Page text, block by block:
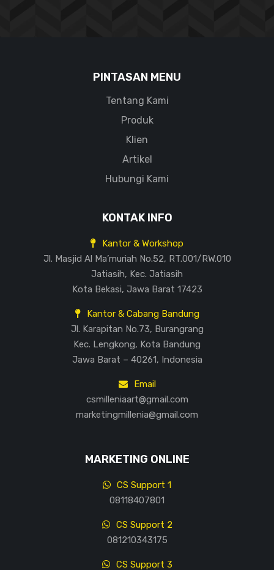
PINTASAN MENU
Tentang Kami
Produk
Klien
Artikel
Hubungi Kami
KONTAK INFO
Kantor & Workshop
Jl. Masjid Al Ma’muriah No.52, RT.001/RW.010
Jatiasih, Kec. Jatiasih
Kota Bekasi, Jawa Barat 17423
Kantor & Cabang Bandung
Jl. Karapitan No.73, Burangrang
Kec. Lengkong, Kota Bandung
Jawa Barat – 40261, Indonesia
Email
csmilleniaart@gmail.com
marketingmillenia@gmail.com
MARKETING ONLINE
CS Support 1
08118407801
CS Support 2
081210343175
CS Support 3